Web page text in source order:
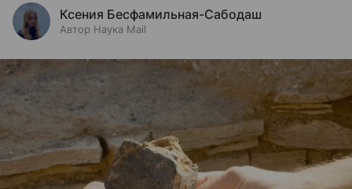
Ксения Бесфамильная-Сабодаш
Автор Наука Mail